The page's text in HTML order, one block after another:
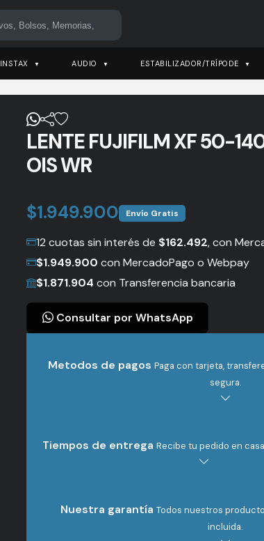
INSTAX AUDIO ESTABILIZADOR/TRÍPODE
LENTE FUJIFILM XF 50-
OIS WR
$1.949.900 Envío Gratis
12 cuotas sin interés de $162.492, con
$1.949.900 con MercadoPago o Webpay
$1.871.904 con Transferencia bancaria
Consultar por WhatsApp
Metodos de pagos Paga con tarjeta,
segura.
Tiempos de entrega Recibe tu pedido en
Nuestra garantía Todos nuestros
incluida.